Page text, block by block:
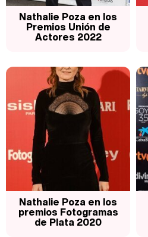
Nathalie Poza en los
Premios Unión de
Actores 2022
Nathalie Poza en los
premios Fotogramas
de Plata 2020